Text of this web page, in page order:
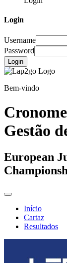
Login
Username
Password
Login
Bem-vindo
Gestão
European
Início
Cartaz
Resultados